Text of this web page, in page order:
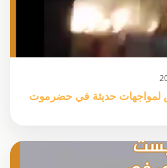
لمواجهات حديثة في حضرموت